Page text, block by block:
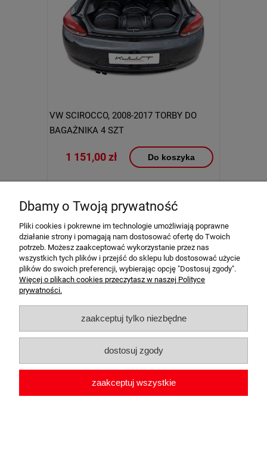
VW SCIROCCO, 2008-2017 TORBY DO
BAGAŻNIKA 4 SZT
1 151,00 zł Do koszyka
VW SHARAN, 2010+ TORBY DO
BAGAŻNIKA 5 SZT
1 660,00 zł Do koszyka
Dbamy o Twoją prywatność
Pliki cookies i pokrewne im technologie umożliwiają poprawne
działanie strony i pomagają nam dostosować ofertę do Twoich
potrzeb. Możesz zaakceptować wykorzystanie przez nas
wszystkich tych plików i przejść do sklepu lub dostosować użycie
plików do swoich preferencji, wybierając opcję "Dostosuj zgody".
Więcej o plikach cookies przeczytasz w naszej Polityce
prywatności.
zaakceptuj tylko niezbędne
dostosuj zgody
zaakceptuj wszystkie